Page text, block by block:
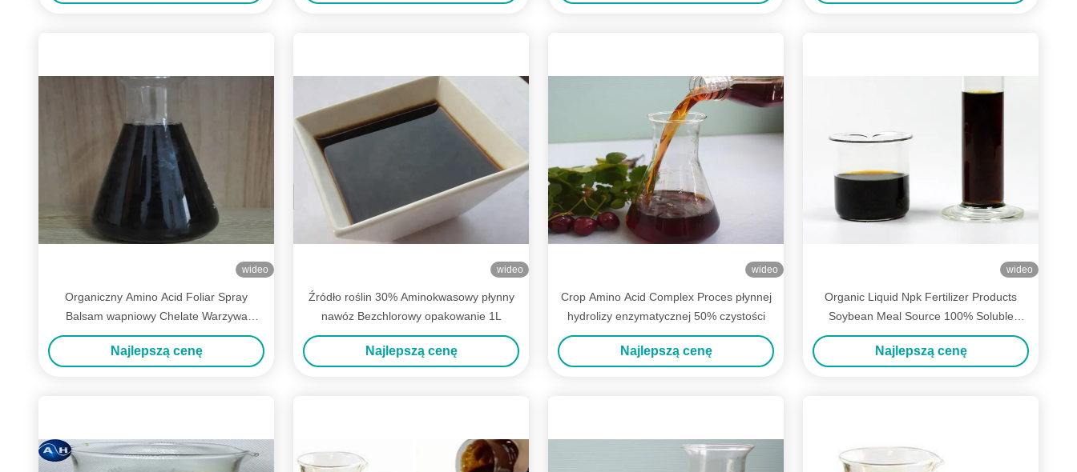
wideo
Organiczny Amino Acid Foliar Spray
Balsam wapniowy Chelate Warzywa
liściaste
Najlepszą cenę
wideo
Źródło roślin 30% Aminokwasowy płynny
nawóz Bezchlorowy opakowanie 1L
Najlepszą cenę
wideo
Crop Amino Acid Complex Proces płynnej
hydrolizy enzymatycznej 50% czystości
Najlepszą cenę
wideo
Organic Liquid Npk Fertilizer Products
Soybean Meal Source 100% Soluble
Purity
Najlepszą cenę